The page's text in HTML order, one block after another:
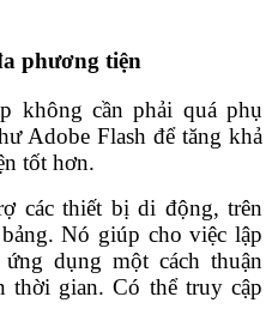
phương tiện
không cần phải quá phụ
Adobe Flash để tăng khả
tốt hơn.
các thiết bị di động, trên
Nó giúp cho việc lập
dụng một cách thuận
thời gian. Có thể truy cập